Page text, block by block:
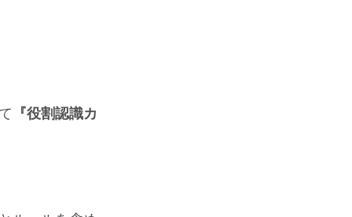
『役割認識カ